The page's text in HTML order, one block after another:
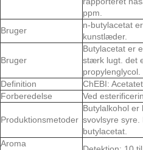
ppm.
Bruger
n-butylacetat
kunstlæder.
Bruger
Butylacetat er
stærk lugt. det
Definition
ChEBI:
Forberedelse
Ved
Produktionsmetoder
Butylalkohol
svovlsyre syre.
butylacetat.
Aroma